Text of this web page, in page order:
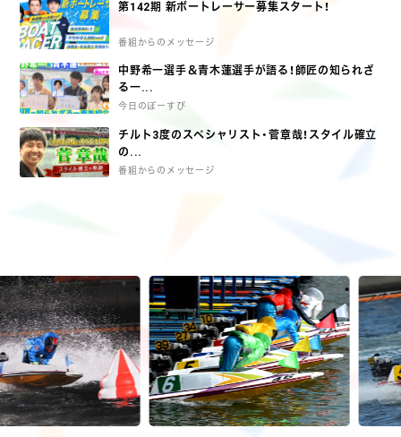
第142期 新ボートレーサー募集スタート！
番組からのメッセージ
中野希一選手＆青木蓮選手が語る！師匠の知られざ
る一...
今日のぼーすぴ
チルト3度のスペシャリスト・菅章哉！スタイル確立
の...
番組からのメッセージ